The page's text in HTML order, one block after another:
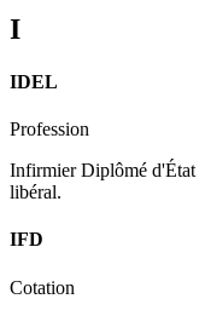
I
IDEL
Profession
Infirmier Diplômé
libéral.
IFD
Cotation